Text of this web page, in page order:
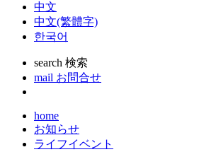
中文
中文(繁體字)
한국어
search 検索
mail お問合せ
home
お知らせ
ライフイベント